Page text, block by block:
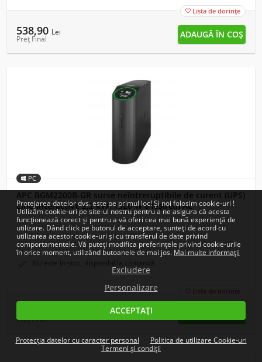
 Lista de dorințe
538,90 Lei
Preț Final
PC
APC BGM2200B-GR surse neîntreruptibile de curent (UPS)
Line-Interactive 2,2 kVA 1320 W 6 ieșire(i) AC

Preț Final
Protejarea datelor dvs. este pe primul loc! Și noi folosim cookie-uri !
Utilizăm cookie-uri pe site-ul nostru pentru a ne asigura că acesta
funcționează corect și pentru a vă oferi cea mai bună experiență de
utilizare. Dând click pe butonul de acceptare, sunteți de acord cu
utilizarea acestor cookie-uri și cu transferul de date privind
comportamentele. Vă puteți modifica preferințele privind cookie-urile
în orice moment, utilizând butoanele de mai jos. Mai multe informații
Excludere
Personalizare
ACCEPTAȚI
Protecția datelor cu caracter personal
Politica de utilizare Cookie-uri
Termeni și condiții